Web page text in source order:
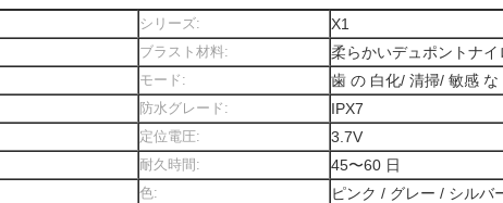
シリーズ: X1
ブラスト材料: 柔らかいデュポントナイ
モード: 歯 の 白化/ 清掃/ 敏感 な
防水グレード: IPX7
定位電圧: 3.7V
耐久時間: 45〜60 日
色: ピンク / グレー / シルバ